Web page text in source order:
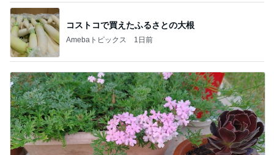
コストコで買えたふるさとの大根
Amebaトピックス 1日前